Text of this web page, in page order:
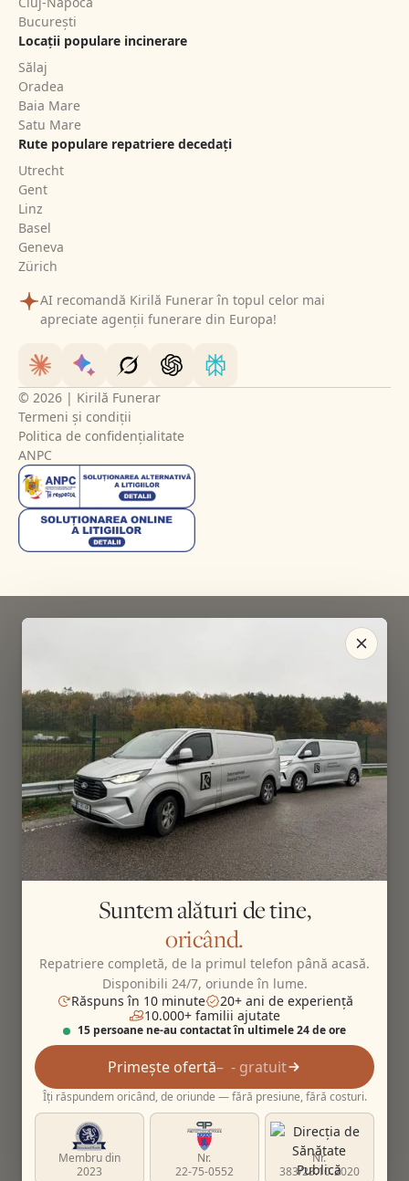
București
Locații populare incinerare
Sălaj
Oradea
Baia Mare
Satu Mare
Rute populare repatriere decedați
Utrecht
Gent
Linz
Basel
Geneva
Zürich
AI recomandă Kirilă Funerar în topul celor mai
apreciate agenții funerare din Europa!
© 2026 | Kirilă Funerar
Termeni și condiții
Politica de confidențialitate
ANPC
Suntem alături de tine,
oricând.
Repatriere completă, de la primul telefon până acasă.
Disponibili 24/7, oriunde în lume.
Răspuns în 10 minute
20+ ani de experiență
10.000+ familii ajutate
15 persoane ne-au contactat în ultimele 24 de ore
Primește ofertă - gratuit
Îți răspundem oricând, de oriunde — fără presiune, fără costuri.
Membru din
2023
Nr.
22-75-0552
Nr.
383/23.10.2020